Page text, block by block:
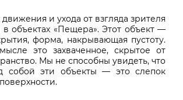
и ухода от взгляда зрителя
в объектах «Пещера». Этот объект —
форма, накрывающая пустоту.
это захваченное, скрытое от
Мы не способны увидеть, что
собой эти объекты — это слепок